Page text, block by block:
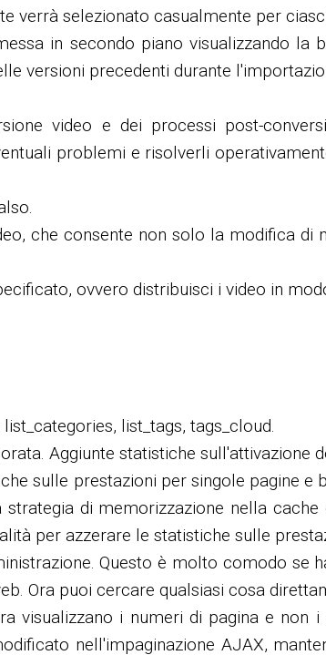
verrà selezionato casualmente per
in secondo piano visualizzando la
versioni precedenti durante
video e dei processi post-
problemi e risolverli
che consente non solo la modifica di
ovvero distribuisci i video in
list_tags, tags_cloud.
Aggiunte statistiche sull'attivazione
sulle prestazioni per singole pagine
di memorizzazione nella
per azzerare le statistiche sulle
Questo è molto comodo se
Ora puoi cercare qualsiasi cosa
visualizzano i numeri di pagina e
nell'impaginazione AJAX,